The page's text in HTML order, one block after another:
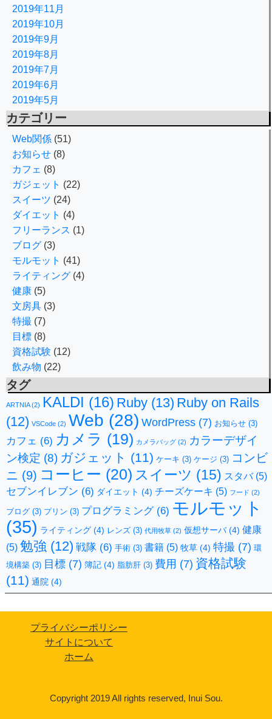
2019年11月
2019年10月
2019年9月
2019年8月
2019年7月
2019年6月
2019年5月
カテゴリー
Web関係 (51)
お知らせ (8)
カフェ (8)
ガジェット (22)
スイーツ (24)
ダイエット (4)
フリーランス (1)
ブログ (3)
モルモット (41)
ライティング (4)
健康 (5)
文房具 (3)
特撮 (7)
目標 (8)
資格試験 (12)
飲み物 (22)
タグ
ARTNIA(2) KALDI (16) Ruby (13) Ruby on Rails
(12) VSCode (2) Web (28) WordPress (7) お知らせ (3)
カフェ (6) カメラ (19) カメラバッグ (2) カラーデザイ
ン検定 (8) ガジェット (11) ケーキ (3) ケージ (3) コンビ
ニ (9) コーヒー (20) スイーツ (15) スタバ(5)
セブンイレブン (6) ダイエット (4) チーズケーキ (5) フード (2)
ブログ (3) プリン (3) プログラミング(6) モルモット
(35) ライティング (4) レンズ (3) 代用牧草 (2) 仮想サーバ(4) 健康
(5) 勉強 (12) 戦隊 (6) 手術 (3) 書籍 (5) 牧草 (4) 特撮 (7) 環
境構築 (3) 目標 (7) 簿記 (4) 脂肪肝 (3) 費用 (7) 資格試験
(11) 通院 (4)
プライバシーポリシー
サイトについて
ホーム
Copyright 2019 All rights reserved, Inui Sou.